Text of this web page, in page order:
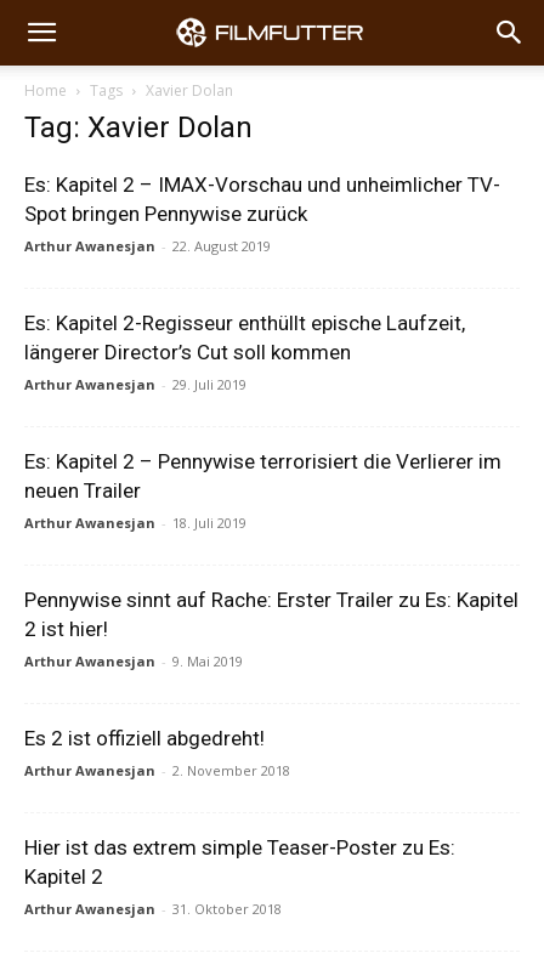
Home Tags Xavier Dolan
Tag: Xavier Dolan
Es: Kapitel 2 – IMAX-Vorschau und unheimlicher TV-
Spot bringen Pennywise zurück
Arthur Awanesjan - 22. August 2019
Es: Kapitel 2-Regisseur enthüllt epische Laufzeit,
längerer Director’s Cut soll kommen
Arthur Awanesjan - 29. Juli 2019
Es: Kapitel 2 – Pennywise terrorisiert die Verlierer im
neuen Trailer
Arthur Awanesjan - 18. Juli 2019
Pennywise sinnt auf Rache: Erster Trailer zu Es: Kapitel
2 ist hier!
Arthur Awanesjan - 9. Mai 2019
Es 2 ist offiziell abgedreht!
Arthur Awanesjan - 2. November 2018
Hier ist das extrem simple Teaser-Poster zu Es:
Kapitel 2
Arthur Awanesjan - 31. Oktober 2018